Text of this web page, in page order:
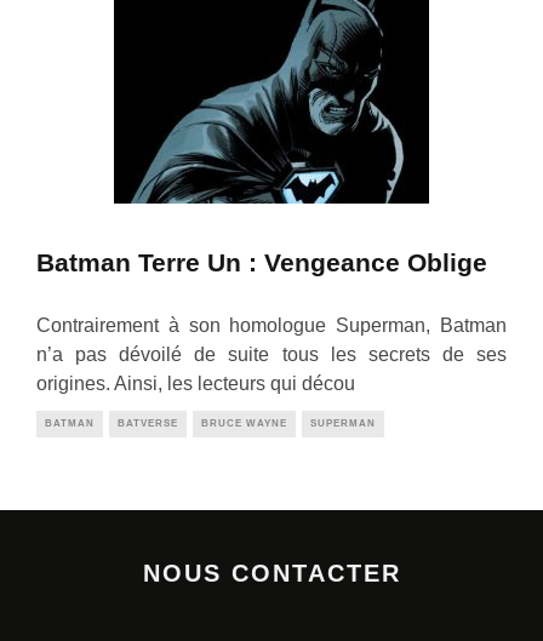
Batman Terre Un : Vengeance Oblige
Contrairement à son homologue Superman, Batman
n’a pas dévoilé de suite tous les secrets de ses
origines. Ainsi, les lecteurs qui décou
BATMAN BATVERSE BRUCE WAYNE SUPERMAN
NOUS CONTACTER